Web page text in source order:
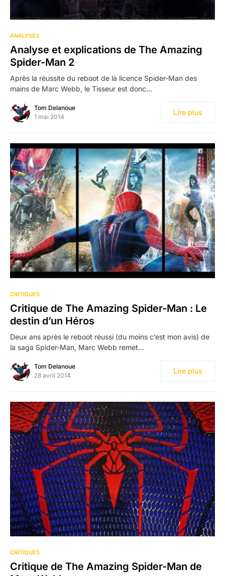
ANALYSES
Analyse et explications de The Amazing
Spider-Man 2
Après la réussite du reboot de la licence Spider-Man des
mains de Marc Webb, le Tisseur est donc…
Tom Delanoue
1 mai 2014
Lire plus
CRITIQUES
Critique de The Amazing Spider-Man : Le
destin d’un Héros
Deux ans après le reboot réussi (du moins c’est mon avis) de
la saga Spider-Man, Marc Webb remet…
Tom Delanoue
28 avril 2014
Lire plus
CRITIQUES
Critique de The Amazing Spider-Man de